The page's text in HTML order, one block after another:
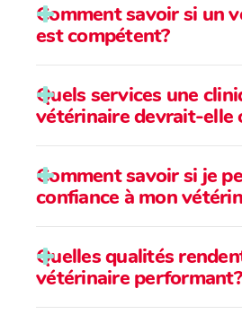
Comment savoir si un
est compétent?
Quels services une
vétérinaire devrait-elle
Comment savoir si je
confiance à mon
Quelles qualités
vétérinaire performant?